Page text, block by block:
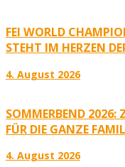
FEI WORLD
STEHT IM HERZEN
4. August 2026
SOMMERBEND 2026:
FÜR DIE GANZE
4. August 2026